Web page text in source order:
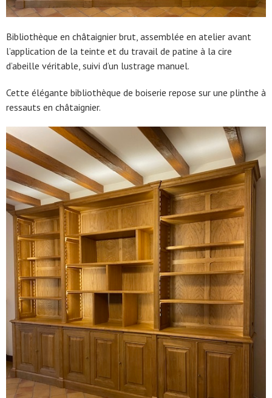
Bibliothèque en châtaignier brut, assemblée en atelier avant
l’application de la teinte et du travail de patine à la cire
d’abeille véritable, suivi d’un lustrage manuel.
Cette élégante bibliothèque de boiserie repose sur une plinthe à
ressauts en châtaignier.